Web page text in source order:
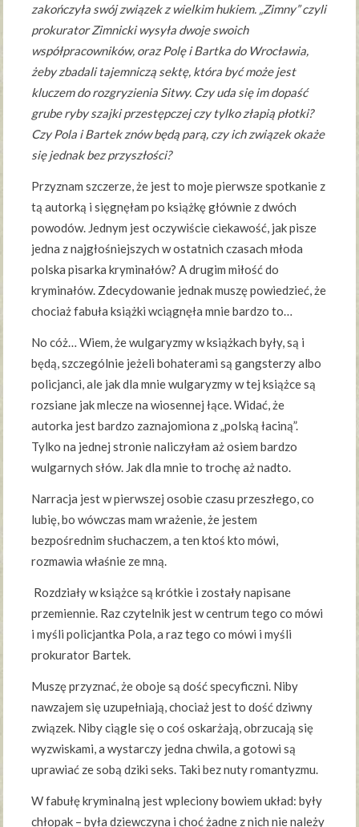
zakończyła swój związek z wielkim hukiem. „Zimny” czyli
prokurator Zimnicki wysyła dwoje swoich
współpracowników, oraz Polę i Bartka do Wrocławia,
żeby zbadali tajemniczą sektę, która być może jest
kluczem do rozgryzienia Sitwy. Czy uda się im dopaść
grube ryby szajki przestępczej czy tylko złapią płotki?
Czy Pola i Bartek znów będą parą, czy ich związek okaże
się jednak bez przyszłości?
Przyznam szczerze, że jest to moje pierwsze spotkanie z
tą autorką i sięgnęłam po książkę głównie z dwóch
powodów. Jednym jest oczywiście ciekawość, jak pisze
jedna z najgłośniejszych w ostatnich czasach młoda
polska pisarka kryminałów? A drugim miłość do
kryminałów. Zdecydowanie jednak muszę powiedzieć, że
chociaż fabuła książki wciągnęła mnie bardzo to…
No cóż… Wiem, że wulgaryzmy w książkach były, są i
będą, szczególnie jeżeli bohaterami są gangsterzy albo
policjanci, ale jak dla mnie wulgaryzmy w tej książce są
rozsiane jak mlecze na wiosennej łące. Widać, że
autorka jest bardzo zaznajomiona z „polską łaciną”.
Tylko na jednej stronie naliczyłam aż osiem bardzo
wulgarnych słów. Jak dla mnie to trochę aż nadto.
Narracja jest w pierwszej osobie czasu przeszłego, co
lubię, bo wówczas mam wrażenie, że jestem
bezpośrednim słuchaczem, a ten ktoś kto mówi,
rozmawia właśnie ze mną.
Rozdziały w książce są krótkie i zostały napisane
przemiennie. Raz czytelnik jest w centrum tego co mówi
i myśli policjantka Pola, a raz tego co mówi i myśli
prokurator Bartek.
Muszę przyznać, że oboje są dość specyficzni. Niby
nawzajem się uzupełniają, chociaż jest to dość dziwny
związek. Niby ciągle się o coś oskarżają, obrzucają się
wyzwiskami, a wystarczy jedna chwila, a gotowi są
uprawiać ze sobą dziki seks. Taki bez nuty romantyzmu.
W fabułę kryminalną jest wpleciony bowiem układ: były
chłopak – była dziewczyna i choć żadne z nich nie należy